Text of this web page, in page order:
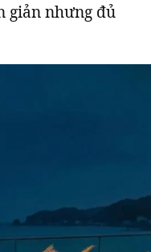
giản nhưng đủ